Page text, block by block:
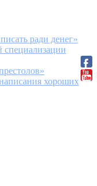
ради денег»
хороших